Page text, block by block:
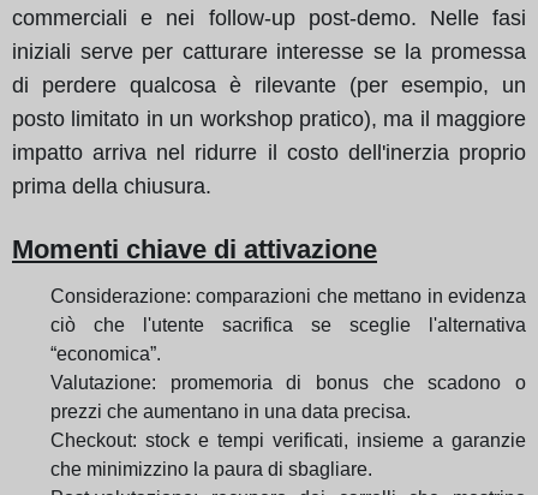
commerciali e nei follow-up post-demo. Nelle fasi
iniziali serve per catturare interesse se la promessa
di perdere qualcosa è rilevante (per esempio, un
posto limitato in un workshop pratico), ma il maggiore
impatto arriva nel ridurre il costo dell'inerzia proprio
prima della chiusura.
Momenti chiave di attivazione
Considerazione: comparazioni che mettano in evidenza
ciò che l'utente sacrifica se sceglie l'alternativa
“economica”.
Valutazione: promemoria di bonus che scadono o
prezzi che aumentano in una data precisa.
Checkout: stock e tempi verificati, insieme a garanzie
che minimizzino la paura di sbagliare.